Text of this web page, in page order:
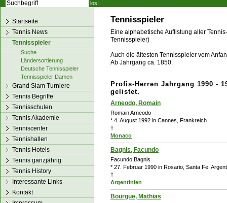
Tennisspieler
Eine alphabetische Auflistung aller
Tennisspieler)
Auch die ältesten Tennisspieler vom
Ab Jahrgang ca. 1850.
Profis-Herren Jahrgang 1990 -
gelistet.
Arneodo, Romain
Romain Arneodo
* 4. August 1992 in Cannes, Frankreich
†
Monaco
Bagnis, Facundo
Facundo Bagnis
* 27. Februar 1990 in Rosario, Santa Fe,
†
Argentinien
Bourgue, Mathias
Startseite
Tennis News
Tennisspieler
Suche
Ländersortierung
Deutsche Tennisspieler
Tennisspieler Damen
Grand Slam Turniere
Tennis Begriffe
Tennisschulen
Tennis Akademie
Tenniscenter
Tennishallen
Tennis Hotels
Tennis ganzjährig
Tennis History
Interessante Links
Kontakt
los!